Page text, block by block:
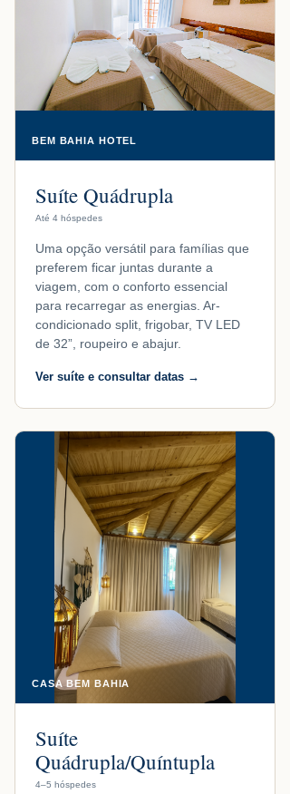
BEM BAHIA HOTEL
Suíte Quádrupla
Até 4 hóspedes
Uma opção versátil para famílias que
preferem ficar juntas durante a
viagem, com o conforto essencial
para recarregar as energias. Ar-
condicionado split, frigobar, TV LED
de 32”, roupeiro e abajur.
Ver suíte e consultar datas →
CASA BEM BAHIA
Suíte
Quádrupla/Quíntupla
4–5 hóspedes